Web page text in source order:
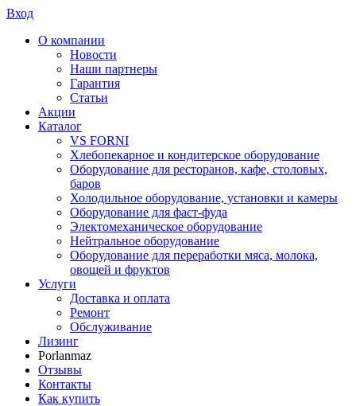
Вход
О компании
Новости
Наши партнеры
Гарантия
Статьи
Акции
Каталог
VS FORNI
Хлебопекарное и кондитерское оборудование
Оборудование для ресторанов, кафе, столовых,
баров
Холодильное оборудование, установки и камеры
Оборудование для фаст-фуда
Электомеханическое оборудование
Нейтральное оборудование
Оборудование для переработки мяса, молока,
овощей и фруктов
Услуги
Доставка и оплата
Ремонт
Обслуживание
Лизинг
Porlanmaz
Отзывы
Контакты
Как купить